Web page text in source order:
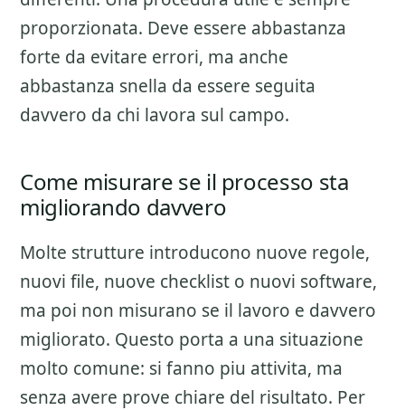
proporzionata. Deve essere abbastanza
forte da evitare errori, ma anche
abbastanza snella da essere seguita
davvero da chi lavora sul campo.
Come misurare se il processo sta
migliorando davvero
Molte strutture introducono nuove regole,
nuovi file, nuove checklist o nuovi software,
ma poi non misurano se il lavoro e davvero
migliorato. Questo porta a una situazione
molto comune: si fanno piu attivita, ma
senza avere prove chiare del risultato. Per